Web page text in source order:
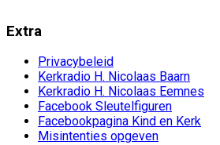
Extra
Privacybeleid
Kerkradio H. Nicolaas Baarn
Kerkradio H. Nicolaas Eemnes
Facebook Sleutelfiguren
Facebookpagina Kind en Kerk
Misintenties opgeven